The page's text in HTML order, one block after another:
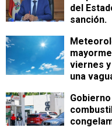
del
sanción.
viernes
una